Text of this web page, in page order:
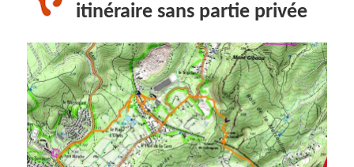
itinéraire sans partie privée